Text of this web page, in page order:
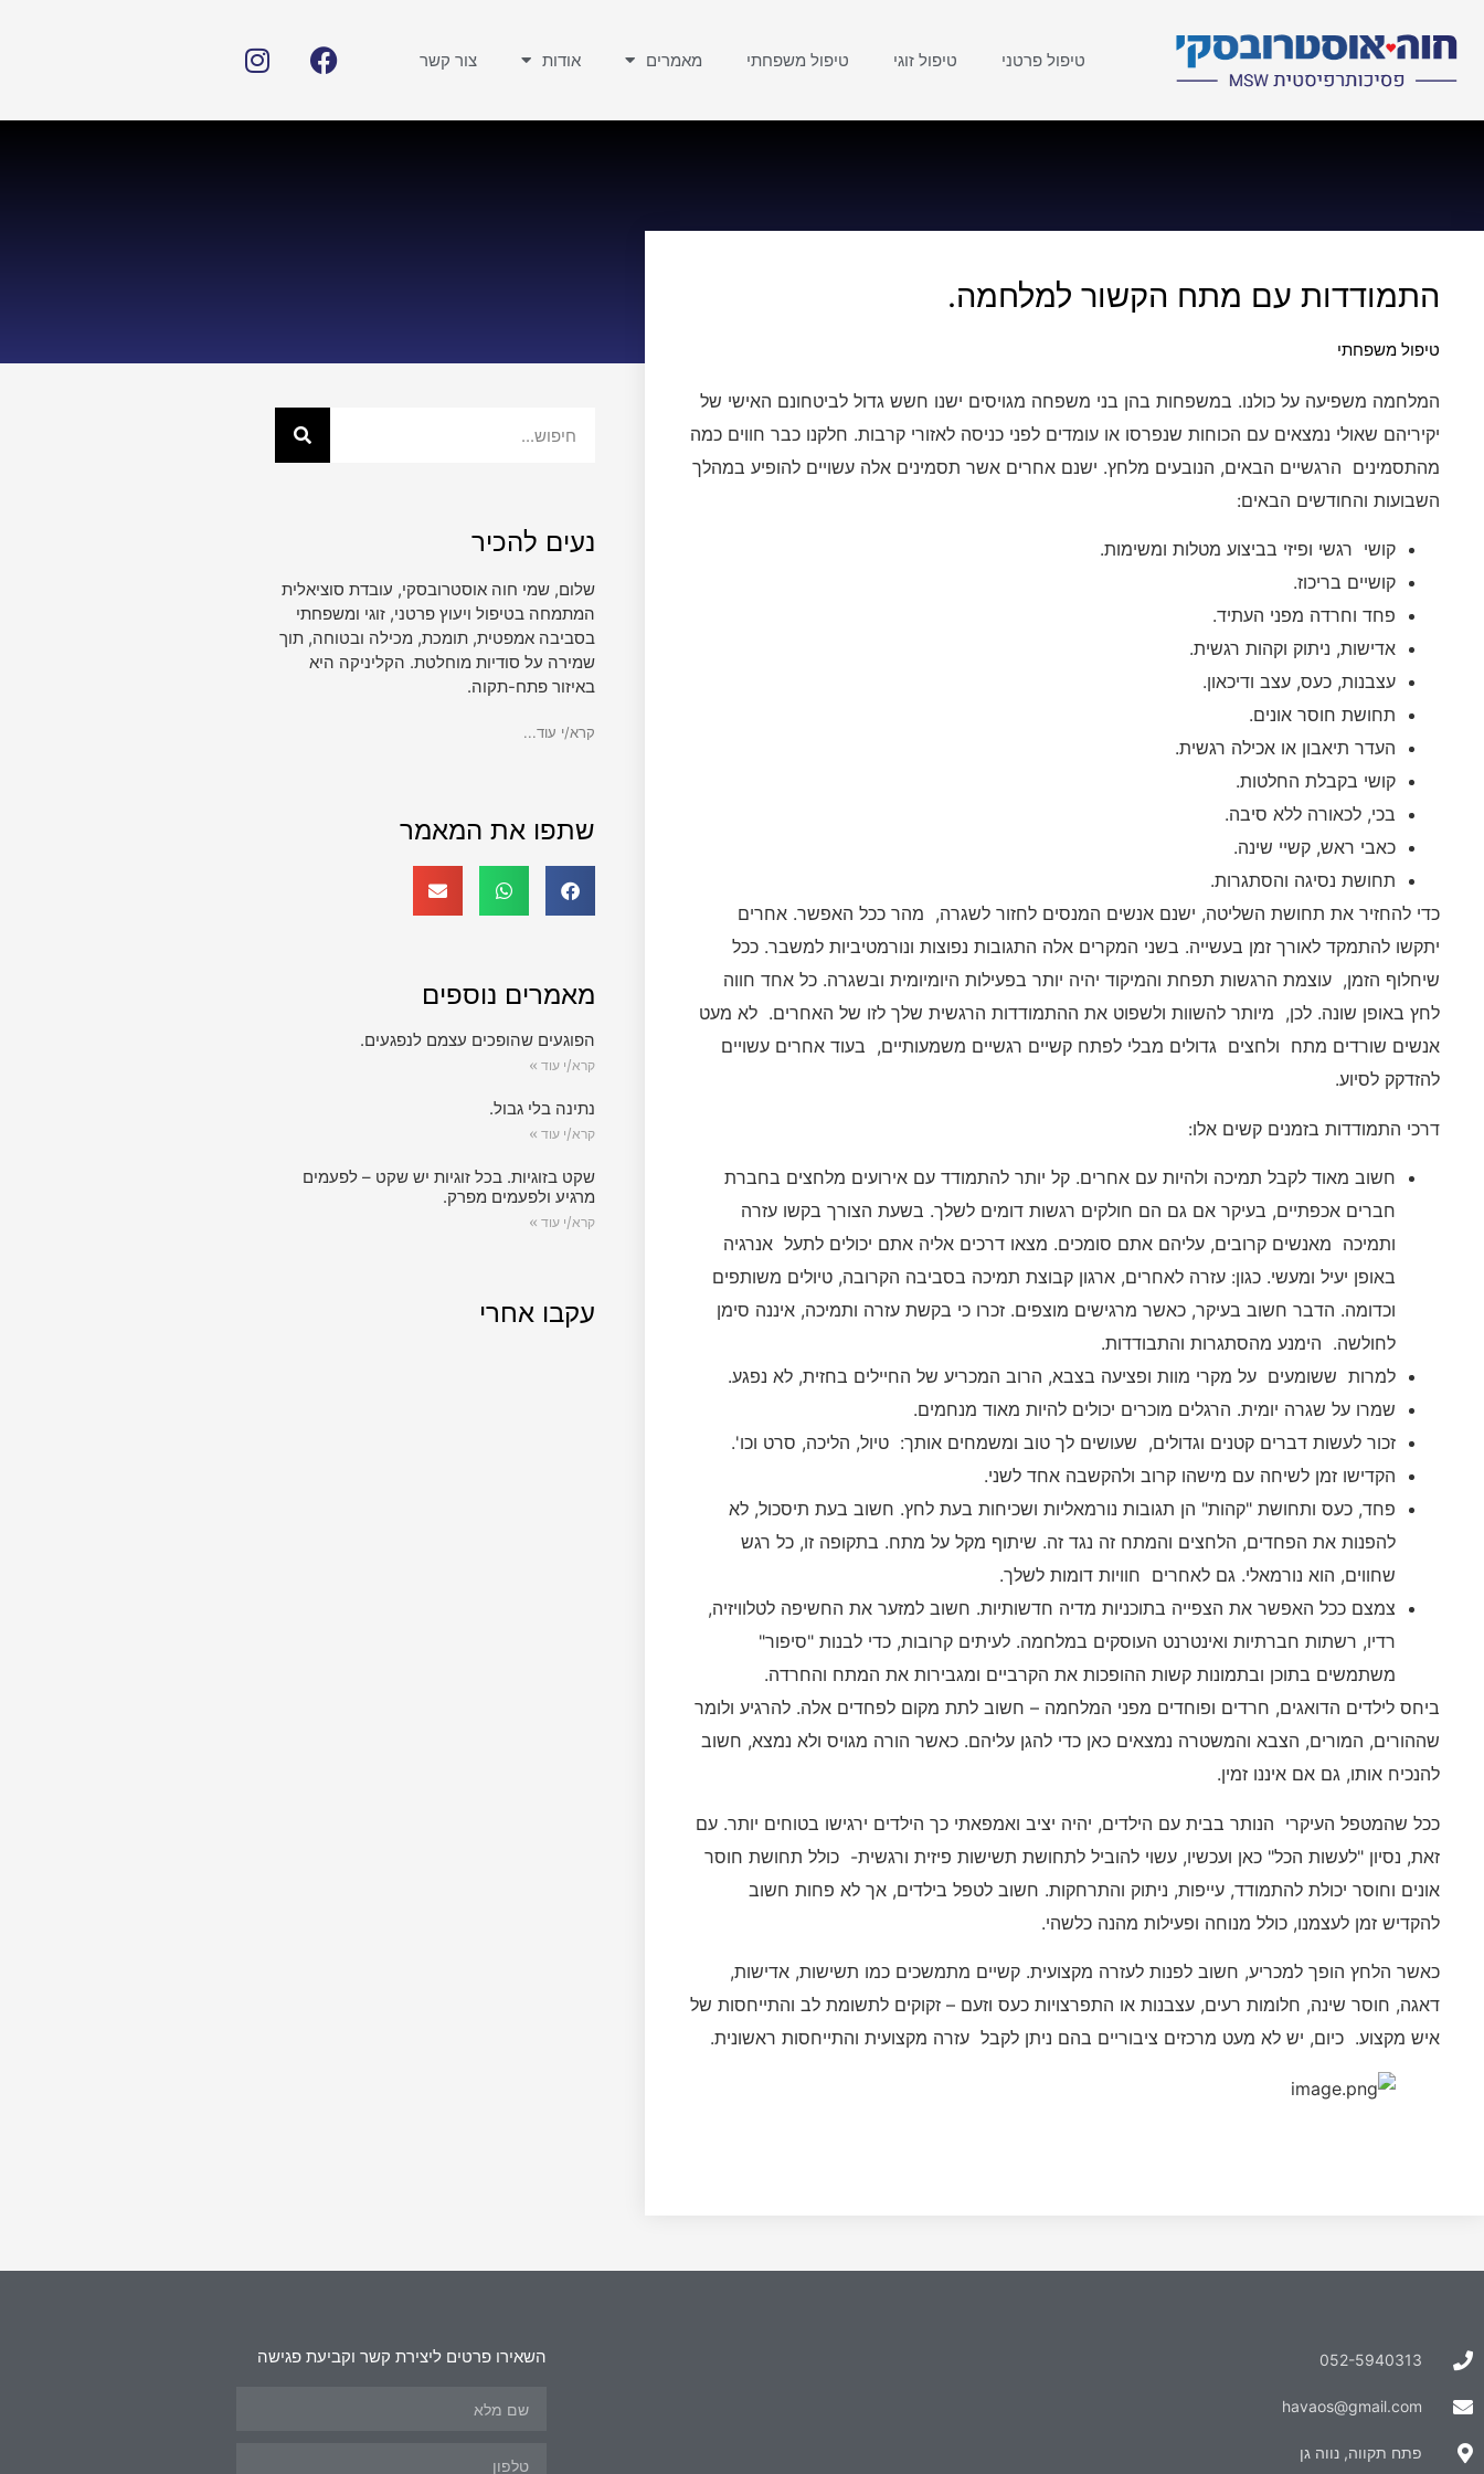
טיפול פרטני טיפול זוגי טיפול משפחתי מאמרים אודות צור קשר
התמודדות עם מתח הקשור למלחמה.
טיפול משפחתי
המלחמה משפיעה על כולנו. במשפחות בהן בני משפחה מגויסים ישנו חשש גדול לביטחונם האישי של
יקיריהם שאולי נמצאים עם הכוחות שנפרסו או עומדים לפני כניסה לאזורי קרבות. חלקנו כבר חווים כמה
מהתסמינים הרגשיים הבאים, הנובעים מלחץ. ישנם אחרים אשר תסמינים אלה עשויים להופיע במהלך
השבועות והחודשים הבאים:
קושי רגשי ופיזי בביצוע מטלות ומשימות.
קושיים בריכוז.
פחד וחרדה מפני העתיד.
אדישות, ניתוק וקהות רגשית.
עצבנות, כעס, עצב ודיכאון.
תחושת חוסר אונים.
העדר תיאבון או אכילה רגשית.
קושי בקבלת החלטות.
בכי, לכאורה ללא סיבה.
כאבי ראש, קשיי שינה.
תחושת נסיגה והסתגרות.
כדי להחזיר את תחושת השליטה, ישנם אנשים המנסים לחזור לשגרה, מהר ככל האפשר. אחרים
יתקשו להתמקד לאורך זמן בעשייה. בשני המקרים אלה התגובות נפוצות ונורמטיביות למשבר. ככל
שיחלוף הזמן, עוצמת הרגשות תפחת והמיקוד יהיה יותר בפעילות היומיומית ובשגרה. כל אחד חווה
לחץ באופן שונה. לכן, מיותר להשוות ולשפוט את ההתמודדות הרגשית שלך לזו של האחרים. לא מעט
אנשים שורדים מתח ולחצים גדולים מבלי לפתח קשיים רגשיים משמעותיים, בעוד אחרים עשויים
להזדקק לסיוע.
דרכי התמודדות בזמנים קשים אלו:
חשוב מאוד לקבל תמיכה ולהיות עם אחרים. קל יותר להתמודד עם אירועים מלחצים בחברת
חברים אכפתיים, בעיקר אם גם הם חולקים רגשות דומים לשלך. בשעת הצורך בקשו עזרה
ותמיכה מאנשים קרובים, עליהם אתם סומכים. מצאו דרכים אליה אתם יכולים לתעל אנרגיה
באופן יעיל ומעשי. כגון: עזרה לאחרים, ארגון קבוצת תמיכה בסביבה הקרובה, טיולים משותפים
וכדומה. הדבר חשוב בעיקר, כאשר מרגישים מוצפים. זכרו כי בקשת עזרה ותמיכה, איננה סימן
לחולשה. הימנע מהסתגרות והתבודדות.
למרות ששומעים על מקרי מוות ופציעה בצבא, הרוב המכריע של החיילים בחזית, לא נפגע.
שמרו על שגרה יומית. הרגלים מוכרים יכולים להיות מאוד מנחמים.
זכור לעשות דברים קטנים וגדולים, שעושים לך טוב ומשמחים אותך: טיול, הליכה, סרט וכו'.
הקדישו זמן לשיחה עם מישהו קרוב ולהקשבה אחד לשני.
פחד, כעס ותחושת "קהות" הן תגובות נורמאליות ושכיחות בעת לחץ. חשוב בעת תיסכול, לא
להפנות את הפחדים, הלחצים והמתח זה נגד זה. שיתוף מקל על מתח. בתקופה זו, כל רגש
שחווים, הוא נורמאלי. גם לאחרים חוויות דומות לשלך.
צמצם ככל האפשר את הצפייה בתוכניות מדיה חדשותיות. חשוב למזער את החשיפה לטלוויזיה,
רדיו, רשתות חברתיות ואינטרנט העוסקים במלחמה. לעיתים קרובות, כדי לבנות "סיפור"
משתמשים בתוכן ובתמונות קשות ההופכות את הקרביים ומגבירות את המתח והחרדה.
ביחס לילדים הדואגים, חרדים ופוחדים מפני המלחמה – חשוב לתת מקום לפחדים אלה. להרגיע ולומר
שההורים, המורים, הצבא והמשטרה נמצאים כאן כדי להגן עליהם. כאשר הורה מגויס ולא נמצא, חשוב
להנכיח אותו, גם אם איננו זמין.
ככל שהמטפל העיקרי הנותר בבית עם הילדים, יהיה יציב ואמפאתי כך הילדים ירגישו בטוחים יותר. עם
זאת, נסיון "לעשות הכל" כאן ועכשיו, עשוי להוביל לתחושת תשישות פיזית ורגשית- כולל תחושת חוסר
אונים וחוסר יכולת להתמודד, עייפות, ניתוק והתרחקות. חשוב לטפל בילדים, אך לא פחות חשוב
להקדיש זמן לעצמנו, כולל מנוחה ופעילות מהנה כלשהי.
כאשר הלחץ הופך למכריע, חשוב לפנות לעזרה מקצועית. קשיים מתמשכים כמו תשישות, אדישות,
דאגה, חוסר שינה, חלומות רעים, עצבנות או התפרצויות כעס וזעם – זקוקים לתשומת לב והתייחסות של
איש מקצוע. כיום, יש לא מעט מרכזים ציבוריים בהם ניתן לקבל עזרה מקצועית והתייחסות ראשונית.
נעים להכיר
שלום, שמי חוה אוסטרובסקי, עובדת סוציאלית
המתמחה בטיפול ויעוץ פרטני, זוגי ומשפחתי
בסביבה אמפטית, תומכת, מכילה ובטוחה, תוך
שמירה על סודיות מוחלטת. הקליניקה היא
באיזור פתח-תקוה.
קרא/י עוד...
שתפו את המאמר
מאמרים נוספים
הפוגעים שהופכים עצמם לנפגעים.
קרא/י עוד »
נתינה בלי גבול.
קרא/י עוד »
שקט בזוגיות. בכל זוגיות יש שקט – לפעמים
מרגיע ולפעמים מפרק.
קרא/י עוד »
עקבו אחרי
052-5940313
havaos@gmail.com
פתח תקווה, נווה גן
השאירו פרטים ליצירת קשר וקביעת פגישה